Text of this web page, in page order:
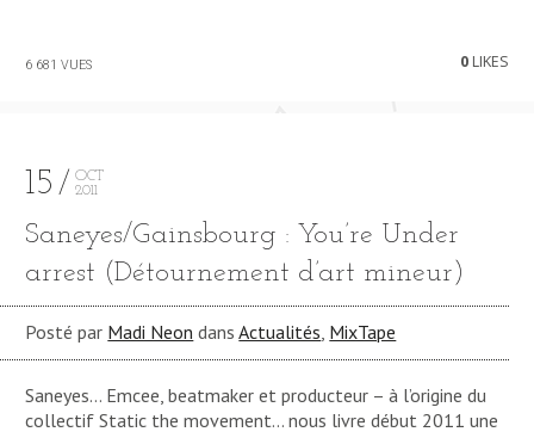
6 681 VUES 0LIKES
15
OCT
2011
Saneyes​/​Gainsbourg : You’re Under
arrest (Détournement d’art mineur)
Posté par Madi Neon dansActualités MixTape
Saneyes… Emcee, beatmaker et producteur – à l’origine du
collectif Static the movement… nous livre début 2011 une